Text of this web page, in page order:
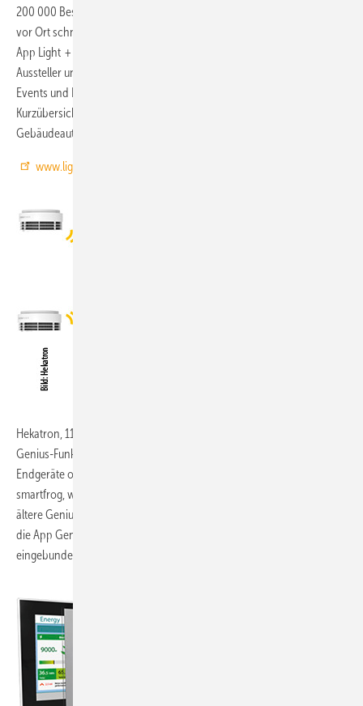
200 000 Besuchern und der großen Themenbreite kann man sonst
vor Ort schnell den Überblick verlieren. Orientierungshilfe bietet die
App Light + Building Navigator (iOS und Android), sie enthält alle
Aussteller und Produkte, einen Geländeplan mit Standdetails sowie
Events und News. Außerdem haben wir nachfolgend für Sie in einer
Kurzübersicht Produktneuheiten aus dem Bereich Haus- und
Gebäudeautomation zusammengestellt.
www.light-building.com
Hekatron, 11.1-B51:
Genius-Funksystemen und leitet diese über das Internet an mobile
Endgeräte oder Smart-Home-Systeme, z. B. digitalStrom oder
smartfrog, weiter. Bestehende Genius-Plus-X-Funksysteme sowie
ältere Genius-H
die App Genius Control wird detailliert informiert, wenn
eingebundene Melder Rauch detektieren.